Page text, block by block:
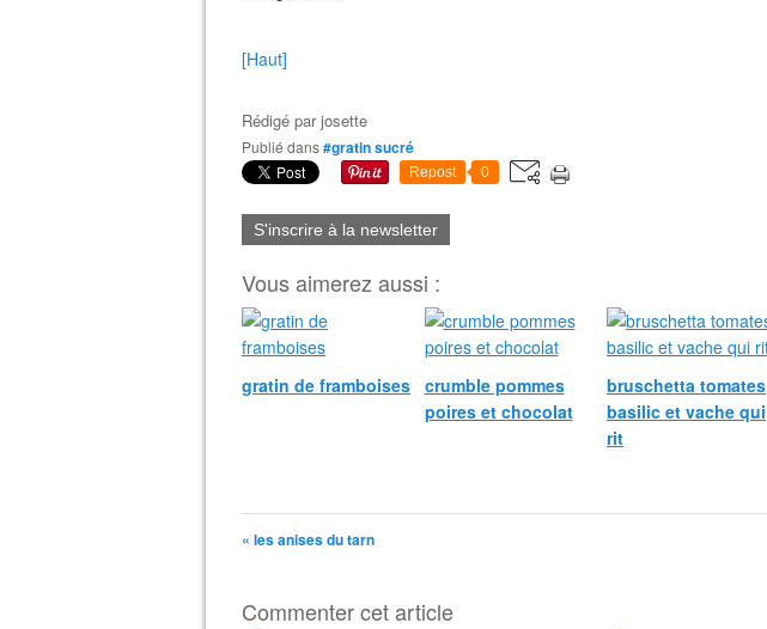
[Haut]
Rédigé parjosette
Publié dans#gratin sucré
Repost 0
S'inscrire à la newsletter
Vous aimerez aussi :
gratin de framboises crumble pommes
poires et chocolat
bruschetta tomates
basilic et vache qui
rit
« les anises du tarn
Commenter cet article